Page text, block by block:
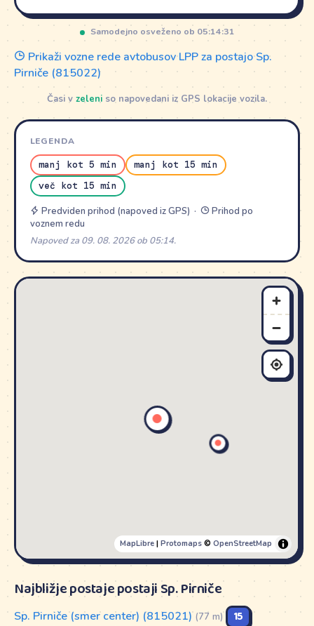
Samodejno osveženo ob 05:14:31
Prikaži vozne rede avtobusov LPP za postajo Sp.
Pirniče (815022)
Časi v zeleni so napovedani iz GPS lokacije vozila.
LEGENDA
manj kot 5 min
manj kot 15 min
več kot 15 min
Predviden prihod (napoved iz GPS) ·
Prihod po
voznem redu
Napoved za 09. 08. 2026 ob 05:14.
MapLibre| Protomaps© OpenStreetMap
Najbližje postaje postaji Sp. Pirniče
Sp. Pirniče (smer center) (815021) (77 m) 15